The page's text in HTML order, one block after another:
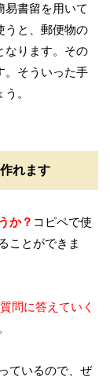
易書留を用いて
うと、郵便物の
なります。その
。そういった手
。
れます
か？ コピペで使
ことができま
問に答えていく
ているので、ぜ